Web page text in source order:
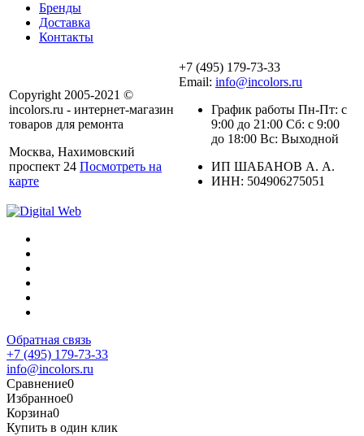
Бренды
Доставка
Контакты
Copyright 2005-2021 ©
incolors.ru - интернет-магазин
товаров для ремонта
Москва, Нахимовский
проспект 24 Посмотреть на
карте
+7 (495) 179-73-33
Email: info@incolors.ru
График работы Пн-Пт: с
9:00 до 21:00 Сб: с 9:00
до 18:00 Вс: Выходной
ИП ШАБАНОВ А. А.
ИНН: 504906275051
Обратная связь
+7 (495) 179-73-33
info@incolors.ru
Сравнение0
Избранное0
Корзина0
Купить в один клик